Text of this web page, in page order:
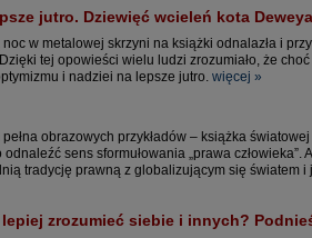
jutro. Dziewięć wcieleń kota Deweya
w metalowej skrzyni na książki odnalazła i
tej opowieści wielu ludzi zrozumiało, że
i nadziei na lepsze jutro. więcej »
obrazowych przykładów – książka
sens sformułowania „prawa człowieka”.
tradycję prawną z globalizującym się światem
zrozumieć siebie i innych?